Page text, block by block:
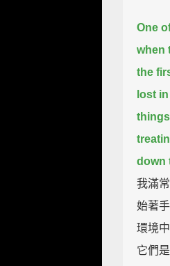
One
when
the
lost
down
我滿
始著
環境
它們